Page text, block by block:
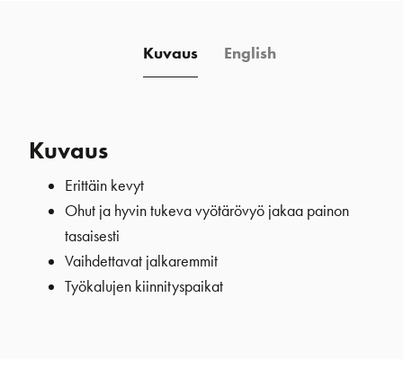
Kuvaus English
Kuvaus
Erittäin kevyt
Ohut ja hyvin tukeva vyötärövyö jakaa painon
tasaisesti
Vaihdettavat jalkaremmit
Työkalujen kiinnityspaikat